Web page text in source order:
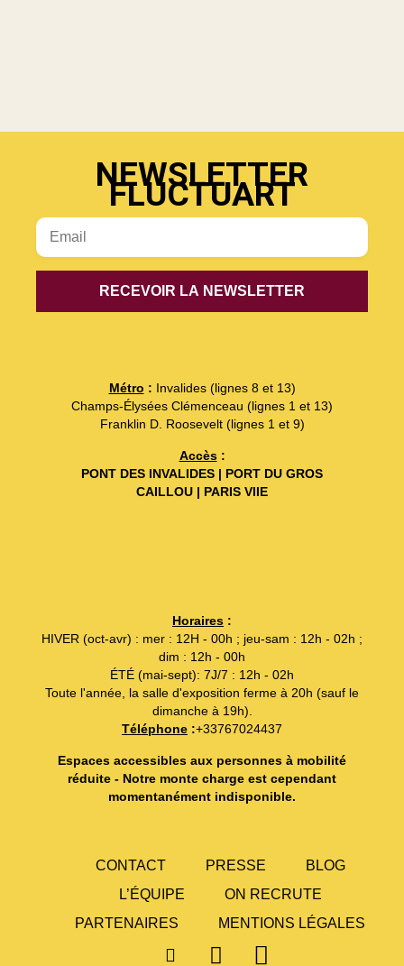
NEWSLETTER
FLUCTUART
Métro : Invalides (lignes 8 et 13)
Champs-Élysées Clémenceau (lignes 1 et 13)
Franklin D. Roosevelt (lignes 1 et 9)
Accès:
PONT DES INVALIDES | PORT DU GROS
CAILLOU | PARIS VIIE
Horaires :
HIVER (oct-avr) : mer : 12H - 00h ; jeu-sam : 12h - 02h ;
dim : 12h - 00h
ÉTÉ (mai-sept): 7J/7 : 12h - 02h
Toute l'année, la salle d'exposition ferme à 20h (sauf le
dimanche à 19h).
Téléphone :+33767024437
Espaces accessibles aux personnes à mobilité
réduite - Notre monte charge est cependant
momentanément indisponible.
CONTACT PRESSE
BLOG
L’ÉQUIPE
ON RECRUTE
PARTENAIRES
MENTIONS LÉGALES